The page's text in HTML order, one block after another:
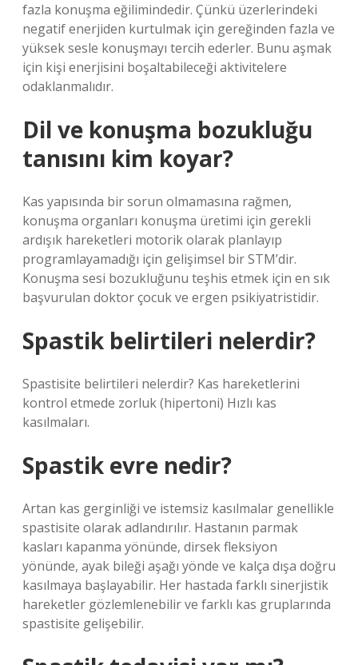
fazla konuşma eğilimindedir. Çünkü üzerlerindeki
negatif enerjiden kurtulmak için gereğinden fazla ve
yüksek sesle konuşmayı tercih ederler. Bunu aşmak
için kişi enerjisini boşaltabileceği aktivitelere
odaklanmalıdır.
Dil ve konuşma bozukluğu
tanısını kim koyar?
Kas yapısında bir sorun olmamasına rağmen,
konuşma organları konuşma üretimi için gerekli
ardışık hareketleri motorik olarak planlayıp
programlayamadığı için gelişimsel bir STM’dir.
Konuşma sesi bozukluğunu teşhis etmek için en sık
başvurulan doktor çocuk ve ergen psikiyatristidir.
Spastik belirtileri nelerdir?
Spastisite belirtileri nelerdir? Kas hareketlerini
kontrol etmede zorluk (hipertoni) Hızlı kas
kasılmaları.
Spastik evre nedir?
Artan kas gerginliği ve istemsiz kasılmalar genellikle
spastisite olarak adlandırılır. Hastanın parmak
kasları kapanma yönünde, dirsek fleksiyon
yönünde, ayak bileği aşağı yönde ve kalça dışa doğru
kasılmaya başlayabilir. Her hastada farklı sinerjistik
hareketler gözlemlenebilir ve farklı kas gruplarında
spastisite gelişebilir.